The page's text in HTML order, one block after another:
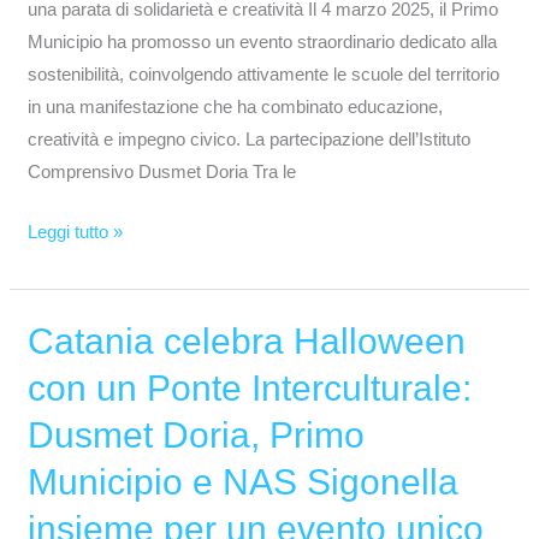
una parata di solidarietà e creatività Il 4 marzo 2025, il Primo
Municipio ha promosso un evento straordinario dedicato alla
sostenibilità, coinvolgendo attivamente le scuole del territorio
in una manifestazione che ha combinato educazione,
creatività e impegno civico. La partecipazione dell’Istituto
Comprensivo Dusmet Doria Tra le
Leggi tutto »
Catania celebra Halloween
con un Ponte Interculturale:
Dusmet Doria, Primo
Municipio e NAS Sigonella
insieme per un evento unico
Catania
Halloween
con
Ponte
Interculturale: